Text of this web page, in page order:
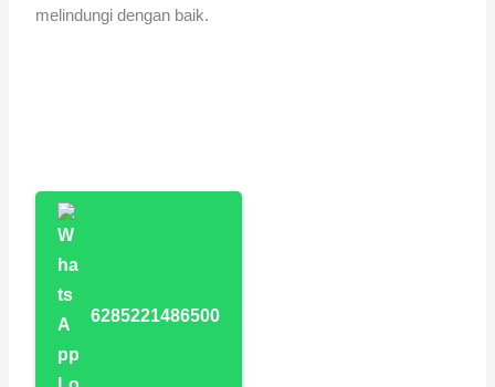
melindungi dengan baik.
6285221486500